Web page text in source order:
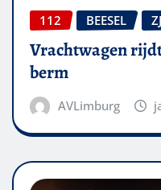
112 BEESEL
Vrachtwagen
berm
AVLimburg